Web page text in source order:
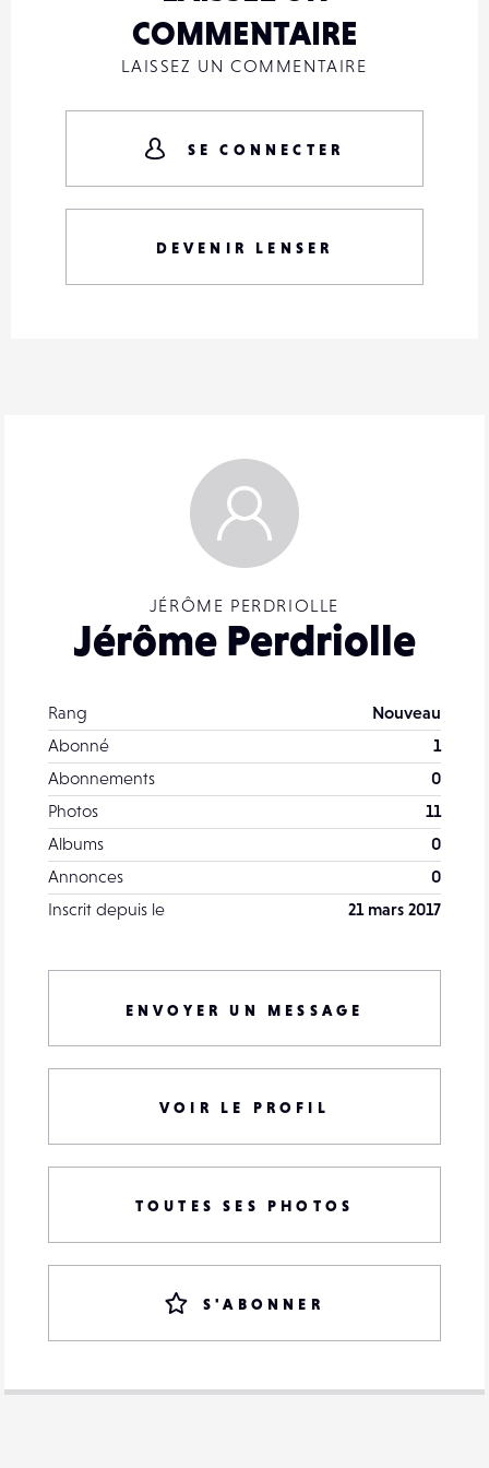
JÉRÔME PERDRIOLLE
Jérôme Perdriolle
Rang
Nouveau
Abonné
1
Abonnements
0
Photos
11
Albums
0
Annonces
0
Inscrit depuis le
21 mars 2017
ENVOYER UN MESSAGE
VOIR LE PROFIL
TOUTES SES PHOTOS
S'ABONNER
COMMENTAIRE
LAISSEZ UN COMMENTAIRE
SE CONNECTER
DEVENIR LENSER